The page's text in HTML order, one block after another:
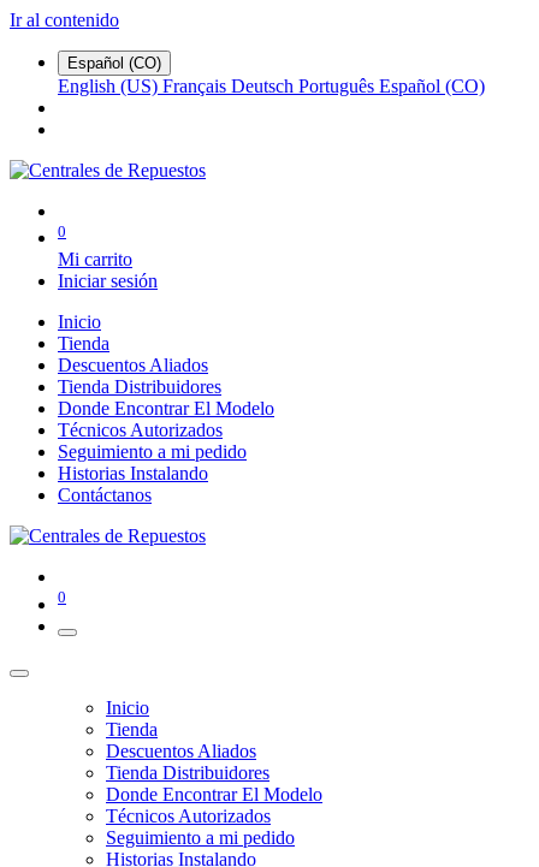
Ir al contenido
Español (CO)
English (US) Français Deutsch Português Español (CO)
0
Mi carrito
Iniciar sesión
Inicio
Tienda
Descuentos Aliados
Tienda Distribuidores
Donde Encontrar El Modelo
Técnicos Autorizados
Seguimiento a mi pedido
Historias Instalando
Contáctanos
0
Inicio
Tienda
Descuentos Aliados
Tienda Distribuidores
Donde Encontrar El Modelo
Técnicos Autorizados
Seguimiento a mi pedido
Historias Instalando